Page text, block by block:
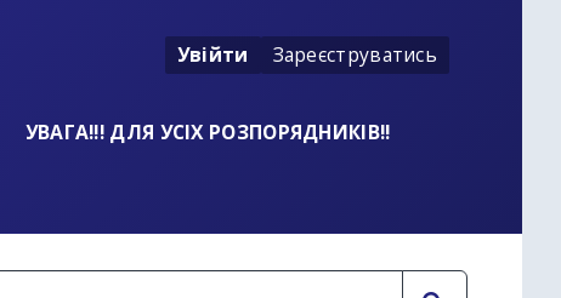
Увійти Зареєструватись
УВАГА!!! ДЛЯ УСІХ РОЗПОРЯДНИКІВ!!